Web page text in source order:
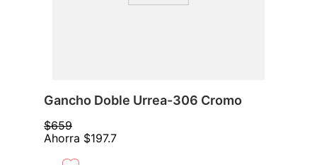
Gancho Doble Urrea-306 Cromo
$659
Ahorra $197.7